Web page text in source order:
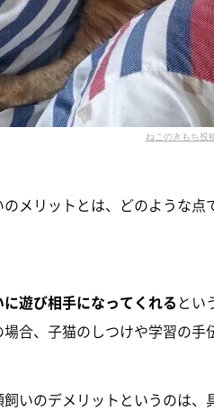
ねこのきもち投
メリットとは、どのような点
遊び相手になってくれる とい
合、子猫のしつけや学習の手
いのデメリットというのは、